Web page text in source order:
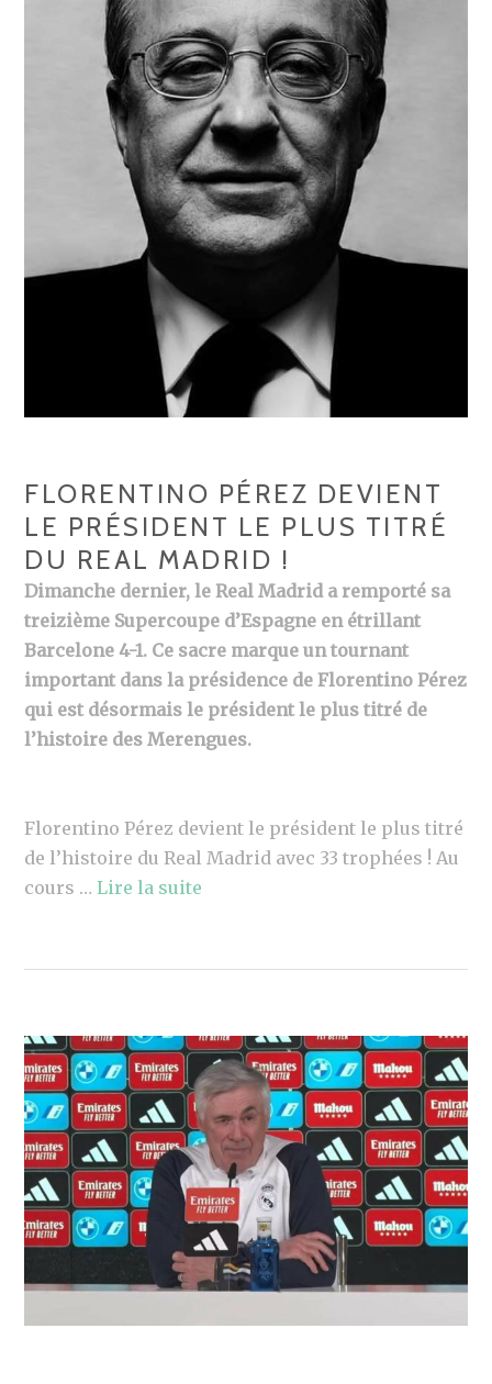
FLORENTINO PÉREZ DEVIENT
LE PRÉSIDENT LE PLUS TITRÉ
DU REAL MADRID !
Dimanche dernier, le Real Madrid a remporté sa
treizième Supercoupe d’Espagne en étrillant
Barcelone 4-1. Ce sacre marque un tournant
important dans la présidence de Florentino Pérez
qui est désormais le président le plus titré de
l’histoire des Merengues.
Florentino Pérez devient le président le plus titré
de l’histoire du Real Madrid avec 33 trophées ! Au
cours …Lire la suite